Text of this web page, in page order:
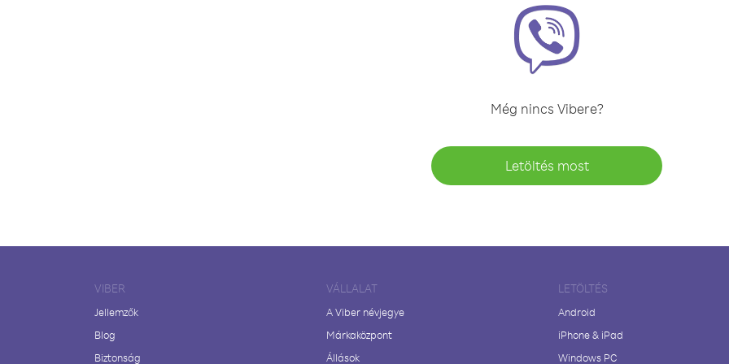
Még nincs Vibere?
Letöltés most
VIBER
Jellemzők
Blog
Biztonság
VÁLLALAT
A Viber névjegye
Márkaközpont
Állások
LETÖLTÉS
Android
iPhone & iPad
Windows PC